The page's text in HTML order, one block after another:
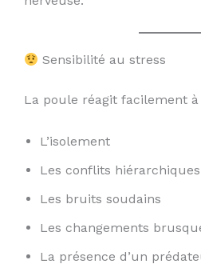
Sensibilité au stress
La poule réagit facilement à
L’isolement
Les conflits hiérarchiques
Les bruits soudains
Les changements
La présence d’un